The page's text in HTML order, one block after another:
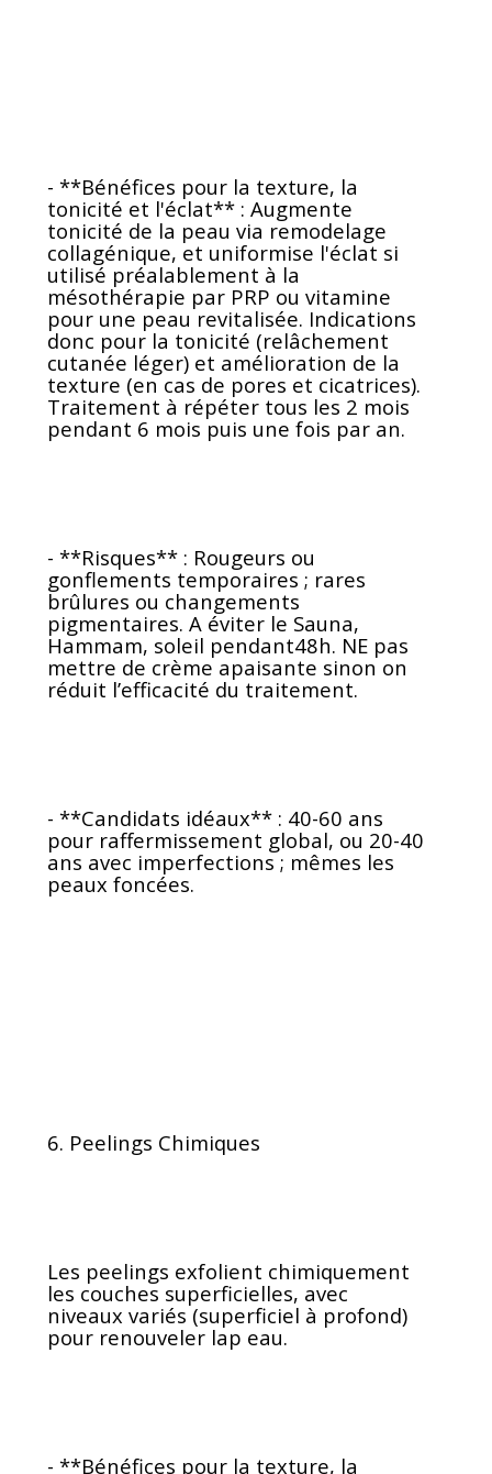
- **Bénéfices pour la texture, la
tonicité et l'éclat** : Augmente
tonicité de la peau via remodelage
collagénique, et uniformise l'éclat si
utilisé préalablement à la
mésothérapie par PRP ou vitamine
pour une peau revitalisée. Indications
donc pour la tonicité (relâchement
cutanée léger) et amélioration de la
texture (en cas de pores et cicatrices).
Traitement à répéter tous les 2 mois
pendant 6 mois puis une fois par an.
- **Risques** : Rougeurs ou
gonflements temporaires ; rares
brûlures ou changements
pigmentaires. A éviter le Sauna,
Hammam, soleil pendant48h. NE pas
mettre de crème apaisante sinon on
réduit l’efficacité du traitement.
- **Candidats idéaux** : 40-60 ans
pour raffermissement global, ou 20-40
ans avec imperfections ; mêmes les
peaux foncées.
6. Peelings Chimiques
Les peelings exfolient chimiquement
les couches superficielles, avec
niveaux variés (superficiel à profond)
pour renouveler lap eau.
- **Bénéfices pour la texture, la